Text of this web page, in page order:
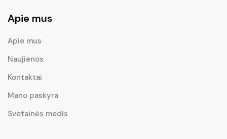
Apie mus
Apie mus
Naujienos
Kontaktai
Mano paskyra
Svetainės medis